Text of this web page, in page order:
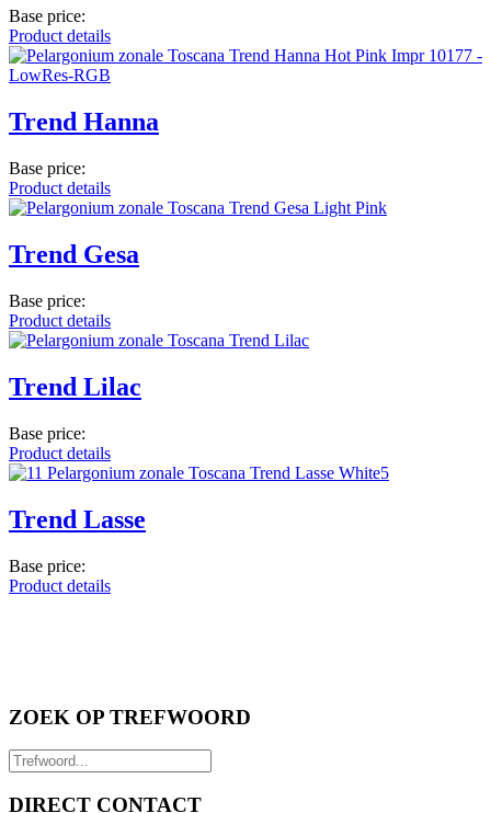
Base price:
Product details
Trend Hanna
Base price:
Product details
Trend Gesa
Base price:
Product details
Trend Lilac
Base price:
Product details
Trend Lasse
Base price:
Product details
ZOEK OP TREFWOORD
DIRECT CONTACT